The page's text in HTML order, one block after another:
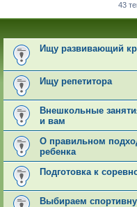
43
Ищу развивающий
Ищу репетитора
Внешкольные
и вам
О правильном
ребенка
Подготовка к
Выбираем